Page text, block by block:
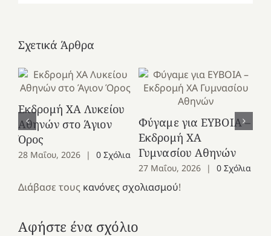
Σχετικά Άρθρα
Εκδρομή ΧΑ Λυκείου
Αθηνών στο Άγιον
Όρος
28 Μαΐου, 2026 | 0 Σχόλια
Φύγαμε για ΕΥΒΟΙΑ –
Εκδρομή ΧΑ
Γυμνασίου Αθηνών
27 Μαΐου, 2026 | 0 Σχόλια
Διάβασε τους κανόνες σχολιασμού!
Αφήστε ένα σχόλιο